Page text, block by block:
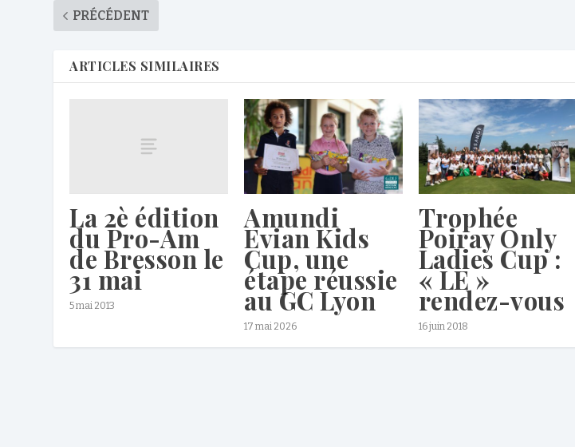
PRÉCÉDENT
ARTICLES SIMILAIRES
La 2è édition
du Pro-Am
de Bresson le
31 mai
5 mai 2013
Amundi
Evian Kids
Cup, une
étape réussie
au GC Lyon
17 mai 2026
Trophée
Poiray Only
Ladies Cup :
« LE »
rendez-vous
16 juin 2018